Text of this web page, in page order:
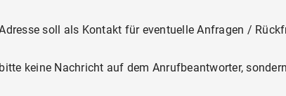
soll als Kontakt für eventuelle Anfragen /
keine Nachricht auf dem Anrufbeantworter,